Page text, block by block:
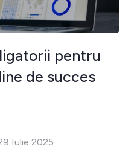
pentru
de succes
Iulie 2025